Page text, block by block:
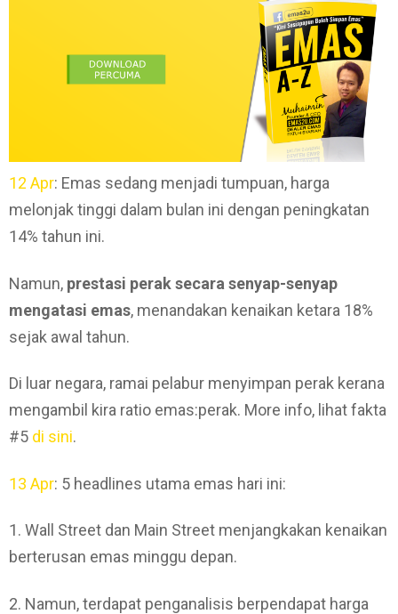
12 Apr: Emas sedang menjadi tumpuan, harga
melonjak tinggi dalam bulan ini dengan peningkatan
14% tahun ini.
Namun, prestasi perak secara senyap-senyap
mengatasi emas, menandakan kenaikan ketara 18%
sejak awal tahun.
Di luar negara, ramai pelabur menyimpan perak kerana
mengambil kira ratio emas:perak. More info, lihat fakta
#5 di sini.
13 Apr: 5 headlines utama emas hari ini:
1. Wall Street dan Main Street menjangkakan kenaikan
berterusan emas minggu depan.
2. Namun, terdapat penganalisis berpendapat harga